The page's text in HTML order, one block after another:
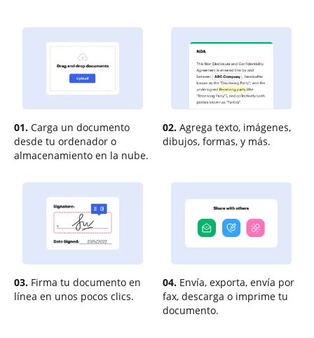
01. Carga un documento
desde tu ordenador o
almacenamiento en la nube.
02. Agrega texto, imágenes,
dibujos, formas, y más.
03. Firma tu documento en
línea en unos pocos clics.
04. Envía, exporta, envía por
fax, descarga o imprime tu
documento.